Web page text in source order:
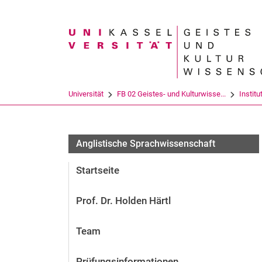
Suchbegriff
Universität FB 02 Geistes- und Kulturwisse...
Anglistische Sprachwissenschaft
Startseite
Prof. Dr. Holden Härtl
Team